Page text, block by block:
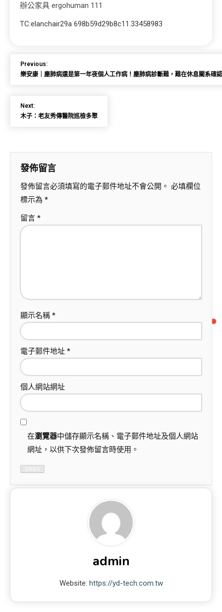
辦公家具 ergohuman 111
TC:elanchair29a 698b59d29b8c11.33458983
Previous:
樂安康｜塵肺病還是第一年夜個人工作病！塵肺病診斷難，難在休息關系確
Next:
木子：老友秀傳醫院巡檢多聚
發佈留言
發佈留言必須填寫的電子郵件地址不會公開。 必填欄位
標示為 *
留言 *
顯示名稱 *
電子郵件地址 *
個人網站網址
在瀏覽器中儲存顯示名稱、電子郵件地址及個人網站
網址，以供下次發佈留言時使用。
admin
Website: https://yd-tech.com.tw